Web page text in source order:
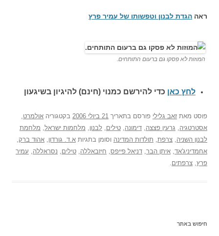
ראה הגדת לבנון וטפשותו של עמיר פרץ
המוזות לא פסקו גם ברעום התותחים.
לחץ כאן כדי להירשם כמנוי (חינם) להיגיון בשיגעון
פוסט מאת זאב גלילי פורסם בתאריך 21 ביולי 2006 בקטגוריה אולמרט,
אסטרטגיה, גרעין פצצה, דימונה, טילים, לבנון, מלחמות ישראל, מלחמת
לבנון השניה, צרפת, תולדות המדינה וסומן בתגיות א.ד. גורדון, אהוד ברק,
אחמדיניג'אד, איתן הבר, דניאל פייפס, חיזבאללה, טילים, נסראללה, עמיר
פרץ, צרפתים.
חיפוש באתר